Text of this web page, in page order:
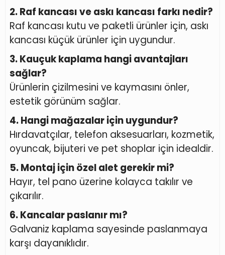
2. Raf kancası ve askı kancası farkı nedir?
Raf kancası kutu ve paketli ürünler için, askı
kancası küçük ürünler için uygundur.
3. Kauçuk kaplama hangi avantajları
sağlar?
Ürünlerin çizilmesini ve kaymasını önler,
estetik görünüm sağlar.
4. Hangi mağazalar için uygundur?
Hırdavatçılar, telefon aksesuarları, kozmetik,
oyuncak, bijuteri ve pet shoplar için idealdir.
5. Montaj için özel alet gerekir mi?
Hayır, tel pano üzerine kolayca takılır ve
çıkarılır.
6. Kancalar paslanır mı?
Galvaniz kaplama sayesinde paslanmaya
karşı dayanıklıdır.